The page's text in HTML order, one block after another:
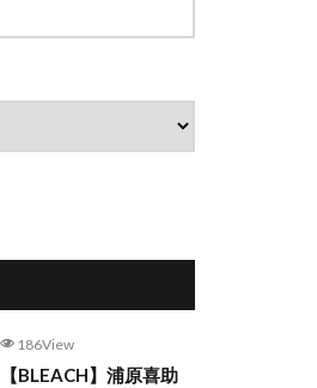
186View
【BLEACH】浦原喜助